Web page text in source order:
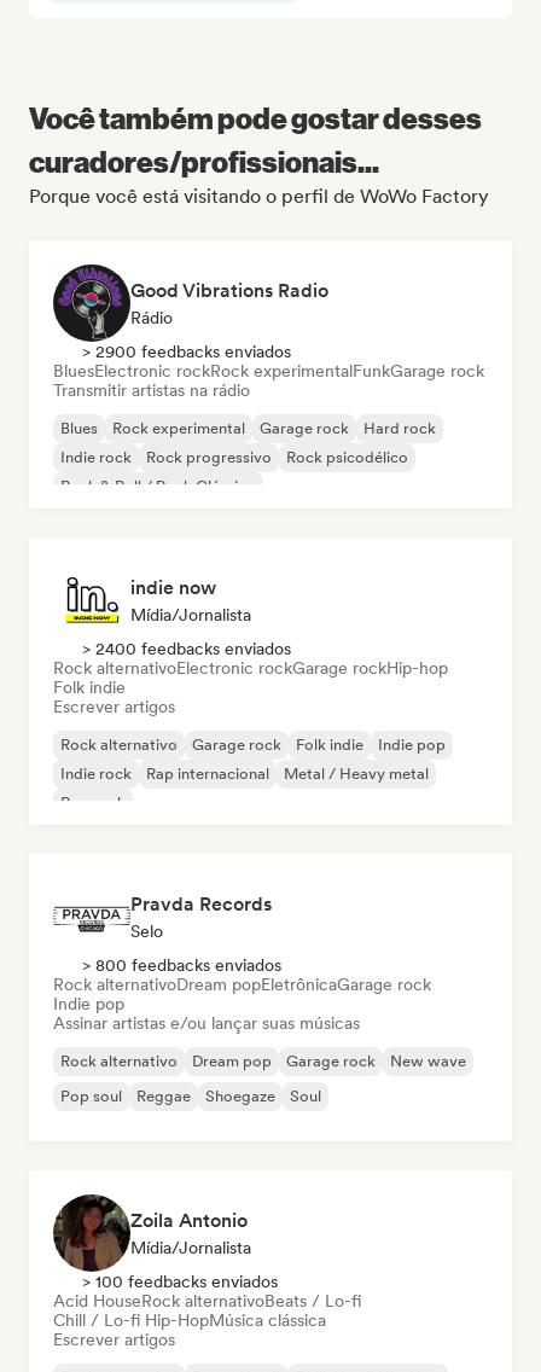
Você também pode gostar desses
curadores/profissionais...
Porque você está visitando o perfil de WoWo Factory
Good Vibrations Radio
Rádio
> 2900 feedbacks enviados
BluesElectronic rockRock experimentalFunkGarage rock
Transmitir artistas na rádio
Blues Rock experimental Garage rock
Hard rock
Indie rock
Rock progressivo
Rock psicodélico
Rock & Roll / Rock Clássico
indie now
Mídia/Jornalista
> 2400 feedbacks enviados
Rock alternativoElectronic rockGarage rockHip-hop
Folk indie
Escrever artigos
Rock alternativo Garage rock Folk indie
Indie pop
Indie rock
Rap internacional
Metal / Heavy metal
Pop rock
Pravda Records
Selo
> 800 feedbacks enviados
Rock alternativoDream popEletrônicaGarage rock
Indie pop
Assinar artistas e/ou lançar suas músicas
Rock alternativo Dream pop Garage rock
New wave
Pop soul
Reggae Shoegaze Soul
Zoila Antonio
Mídia/Jornalista
> 100 feedbacks enviados
Acid HouseRock alternativoBeats / Lo-fi
Chill / Lo-fi Hip-HopMúsica clássica
Escrever artigos